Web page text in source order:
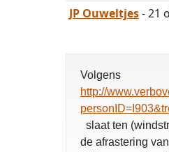
JP Ouweltjes- 21
Volgens
http://
slaat ten
de afrastering